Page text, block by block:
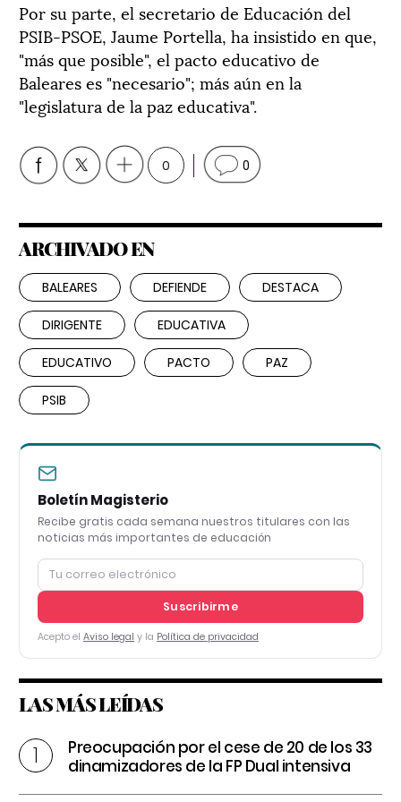
Por su parte, el secretario de Educación del
PSIB-PSOE, Jaume Portella, ha insistido en que,
"más que posible", el pacto educativo de
Baleares es "necesario"; más aún en la
"legislatura de la paz educativa".
0 0
ARCHIVADO EN
BALEARES DEFIENDE DESTACA
DIRIGENTE EDUCATIVA
EDUCATIVO PACTO PAZ
PSIB
Boletín Magisterio
Recibe gratis cada semana nuestros titulares con las
noticias más importantes de educación
Suscribirme
Acepto el Aviso legal y la Política de privacidad
LAS MÁS LEÍDAS
Preocupación por el cese de 20 de los 33
dinamizadores de la FP Dual intensiva